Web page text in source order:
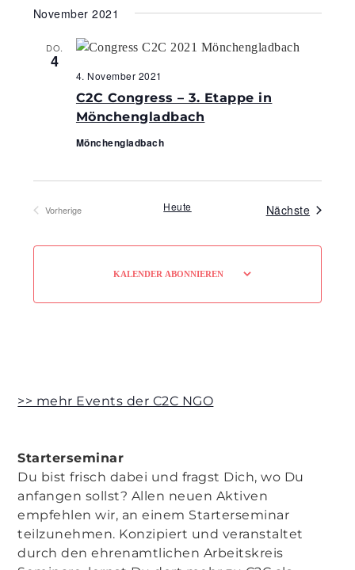
C
S
wählen.
November 2021
DO.
4
C2C Congress – 3. Etappe in
Mönchengladbach
4. November 2021
Mönchengladbach
Vorherige
Heute Nächste
KALENDER ABONNIEREN
>> mehr Events der C2C NGO
Starterseminar
Du bist frisch dabei und fragst Dich, wo Du
anfangen sollst? Allen neuen Aktiven
empfehlen wir, an einem Starterseminar
teilzunehmen. Konzipiert und veranstaltet
durch den ehrenamtlichen Arbeitskreis